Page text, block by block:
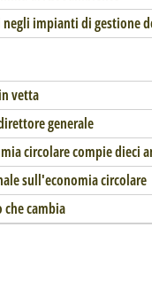
negli impianti di gestione
vetta
generale
circolare compie dieci
sull'economia circolare
cambia